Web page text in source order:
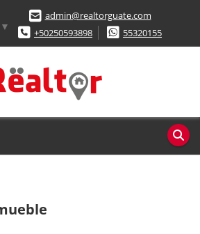
▼
admin@realtorguate.com
+50250593898
55320155